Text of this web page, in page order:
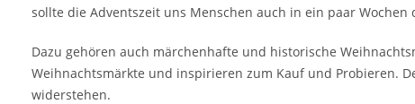
sollte die Adventszeit uns Menschen auch in ein paar
Dazu gehören auch märchenhafte und historische
Weihnachtsmärkte und inspirieren zum Kauf und Probieren.
widerstehen.